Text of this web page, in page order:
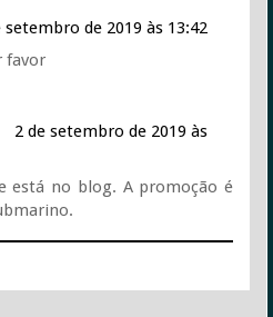
setembro de 2019 às 13:42
favor
2 de setembro de 2019 às
está no blog. A promoção é